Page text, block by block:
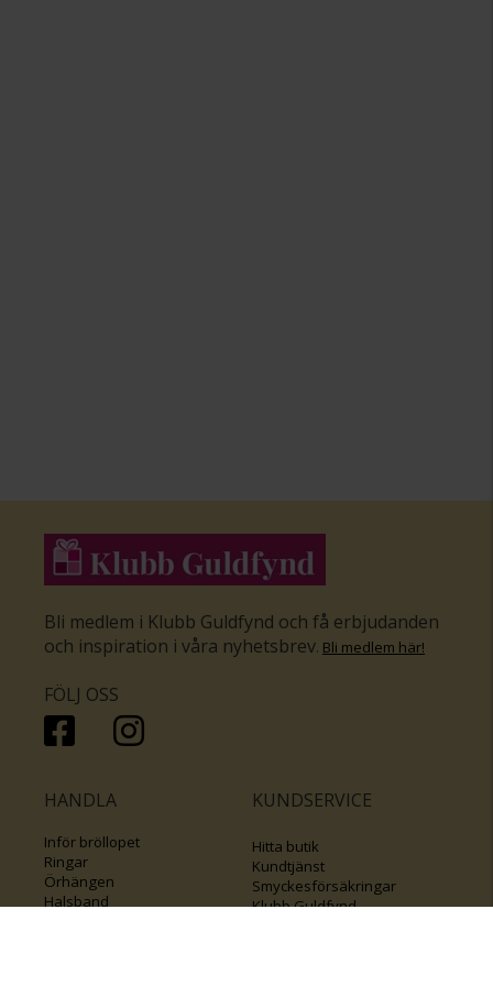
Bli medlem i Klubb Guldfynd och få erbjudanden
och inspiration i våra nyhetsbrev. Bli medlem här!
FÖLJ OSS
HANDLA
Inför bröllopet
Ringar
Örhängen
Halsband
KUNDSERVICE
Hitta butik
Kundtjänst
Smyckesförsäkringar
Klubb Guldfynd